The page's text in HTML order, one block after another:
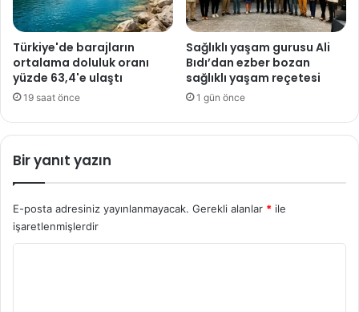
Türkiye'de barajların
ortalama doluluk oranı
yüzde 63,4'e ulaştı
19 saat önce
Sağlıklı yaşam gurusu Ali
Bıdı’dan ezber bozan
sağlıklı yaşam reçetesi
1 gün önce
Bir yanıt yazın
E-posta adresiniz yayınlanmayacak. Gerekli alanlar * ile
işaretlenmişlerdir